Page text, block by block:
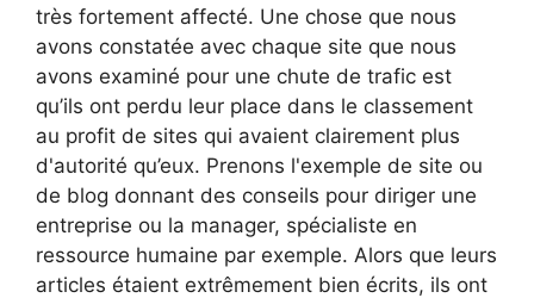
très fortement affecté. Une chose que nous
avons constatée avec chaque site que nous
avons examiné pour une chute de trafic est
qu’ils ont perdu leur place dans le classement
au profit de sites qui avaient clairement plus
d'autorité qu’eux. Prenons l'exemple de site ou
de blog donnant des conseils pour diriger une
entreprise ou la manager, spécialiste en
ressource humaine par exemple. Alors que leurs
articles étaient extrêmement bien écrits, ils ont